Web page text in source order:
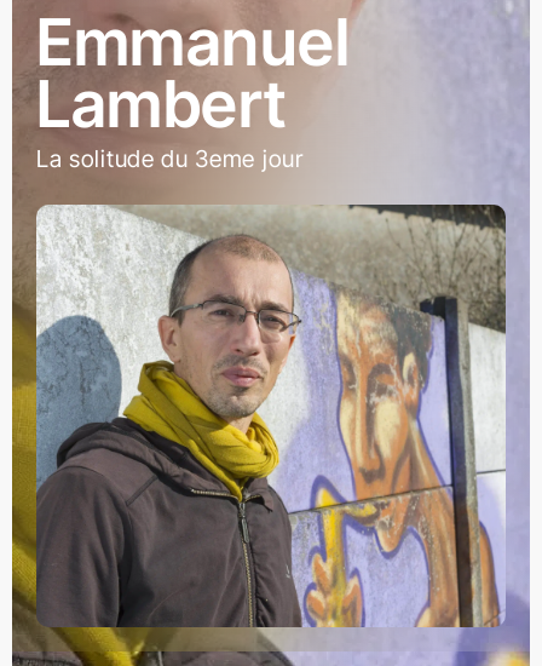
Emmanuel
Lambert
La solitude du 3eme jour